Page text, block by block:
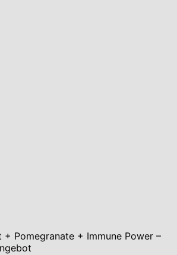
+ Pomegranate + Immune Power –